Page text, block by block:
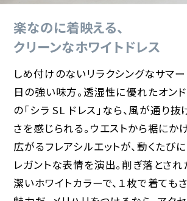
楽なのに着映える、
クリーンなホワイトドレス
しめ付けのないリラクシングなサマー
日の強い味方。透湿性に優れたオン
の「シラ SL ドレス」なら、風が通り
さを感じられる。ウエストから裾にか
広がるフレアシルエットが、動くたび
レガントな表情を演出。削ぎ落とされ
潔いホワイトカラーで、１枚で着ても